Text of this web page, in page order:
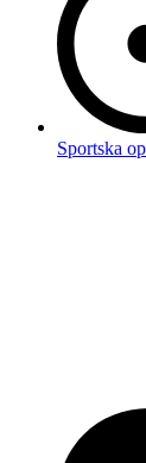
Sportska